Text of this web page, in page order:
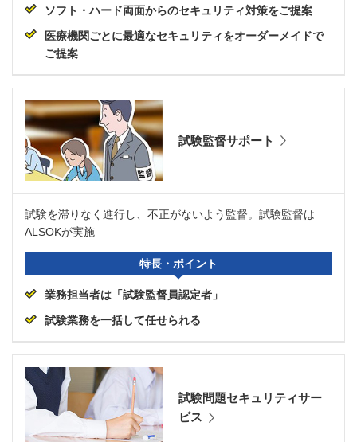
ソフト・ハード両面からのセキュリティ対策をご提案
医療機関ごとに最適なセキュリティをオーダーメイドで
ご提案
試験監督サポート
試験を滞りなく進行し、不正がないよう監督。試験監督は
ALSOKが実施
特長・ポイント
業務担当者は「試験監督員認定者」
試験業務を一括して任せられる
試験問題セキュリティサー
ビス